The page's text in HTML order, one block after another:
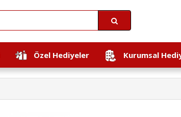
Özel Hediyeler Kurumsal